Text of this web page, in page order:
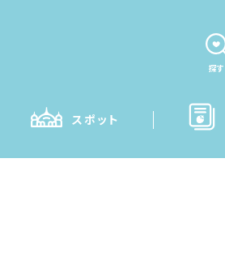
探す
スポット